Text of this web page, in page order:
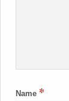
Name *